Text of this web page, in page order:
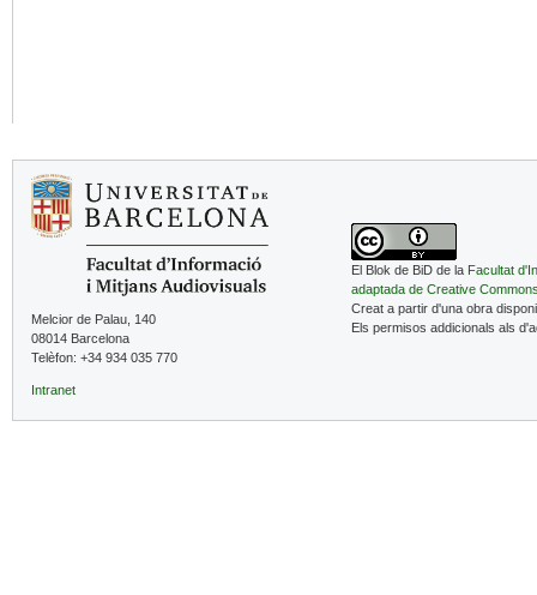
Melcior de Palau, 140
08014 Barcelona
Telèfon: +34 934 035 770
Intranet
El Blok de BiD de la Facultat
adaptada de Creative
Creat a partir d'una obra
Els permisos addicionals als